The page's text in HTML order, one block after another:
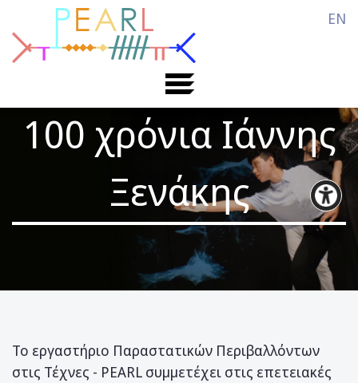
EN
100 χρόνια Ιάννης
Ξενάκης
Το εργαστήριο Παραστατικών Περιβαλλόντων
στις Τέχνες - PEARL συμμετέχει στις επετειακές